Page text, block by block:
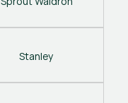
Stanley